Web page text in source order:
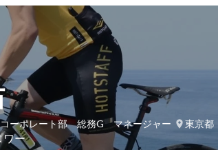
コーポレート部 総務G マネージャー
東京都
ワー